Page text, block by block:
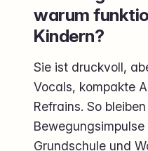
warum
Kindern?
Sie ist druckvoll,
Vocals, kompakte
Refrains. So
Grundschule und